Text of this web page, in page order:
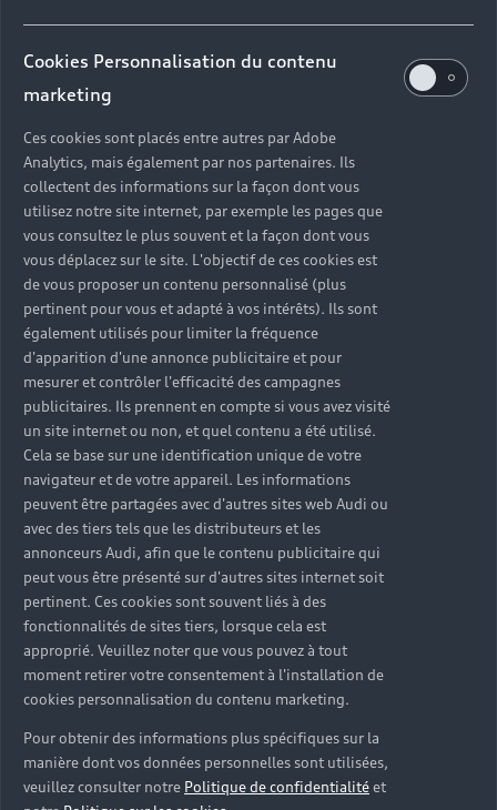
Cookies Personnalisation du contenu
marketing
Ces cookies sont placés entre autres par Adobe
Analytics, mais également par nos partenaires. Ils
collectent des informations sur la façon dont vous
utilisez notre site internet, par exemple les pages que
vous consultez le plus souvent et la façon dont vous
vous déplacez sur le site. L'objectif de ces cookies est
de vous proposer un contenu personnalisé (plus
pertinent pour vous et adapté à vos intérêts). Ils sont
également utilisés pour limiter la fréquence
d'apparition d'une annonce publicitaire et pour
mesurer et contrôler l'efficacité des campagnes
publicitaires. Ils prennent en compte si vous avez visité
un site internet ou non, et quel contenu a été utilisé.
Cela se base sur une identification unique de votre
navigateur et de votre appareil. Les informations
peuvent être partagées avec d'autres sites web Audi ou
avec des tiers tels que les distributeurs et les
annonceurs Audi, afin que le contenu publicitaire qui
peut vous être présenté sur d'autres sites internet soit
pertinent. Ces cookies sont souvent liés à des
fonctionnalités de sites tiers, lorsque cela est
approprié. Veuillez noter que vous pouvez à tout
moment retirer votre consentement à l'installation de
cookies personnalisation du contenu marketing.
Pour obtenir des informations plus spécifiques sur la
manière dont vos données personnelles sont utilisées,
veuillez consulter notre Politique de confidentialitéet